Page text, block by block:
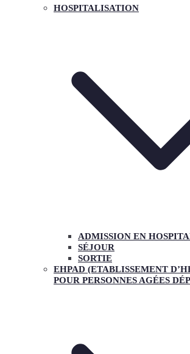
HOSPITALISATION
ADMISSION EN
SÉJOUR
SORTIE
EHPAD (ETABLISSEMENT
POUR PERSONNES AGÉES